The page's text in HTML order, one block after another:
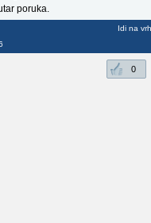
poruka.
Idi na vrh
0